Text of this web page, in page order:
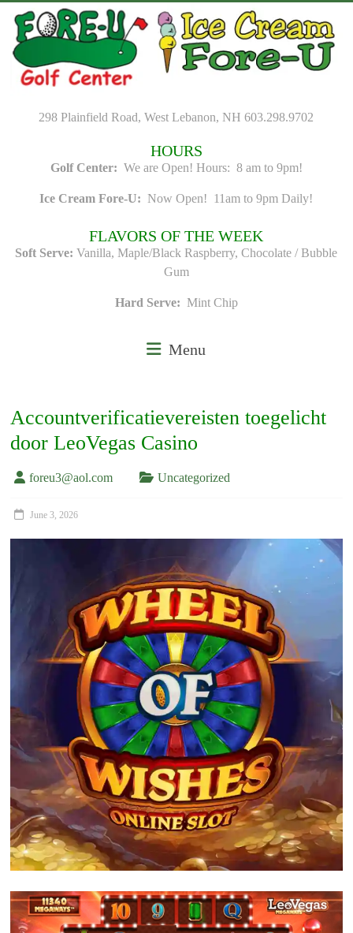
content
298 Plainfield Road, West Lebanon, NH 603.298.9702
HOURS
Golf Center: We are Open! Hours: 8 am to 9pm!
Ice Cream Fore-U: Now Open! 11am to 9pm Daily!
FLAVORS OF THE WEEK
Soft Serve: Vanilla, Maple/Black Raspberry, Chocolate / Bubble
Gum
Hard Serve: Mint Chip
Menu
Accountverificatievereisten toegelicht
door LeoVegas Casino
foreu3@aol.com Uncategorized
June 3, 2026